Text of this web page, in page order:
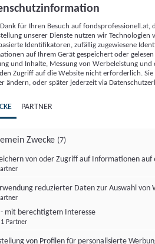
Messung von Werbeleistung
sowie Zielgruppenforschung.
Online-Kennungen (z. B. login-
generierte Kennungen,
können zusammen mit anderen
und Browserinformationen,
Technologien usw.) auf
von dort ausgelesen werden, um es
es eine App oder einer Webseite
oder mehrere der hier aufgeführten
für Ihren Besuch auf
unserer Dienste nutzen wir Technologien
Identifikatoren, zufällig zugewiesene
auf Ihrem Gerät gespeichert oder
und Inhalte, Messung von Werbeleistung
Zugriff auf die Website nicht erforderlich.
ändern, oder später jederzeit via
PARTNER
Zwecke (7)
von oder Zugriff auf Informationen auf
reduzierter Daten zur Auswahl von
- mit berechtigtem Interesse
1 Partner
von Profilen für personalisierte